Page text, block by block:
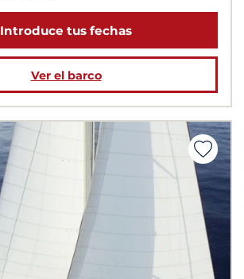
Introduce tus fechas
Ver el barco